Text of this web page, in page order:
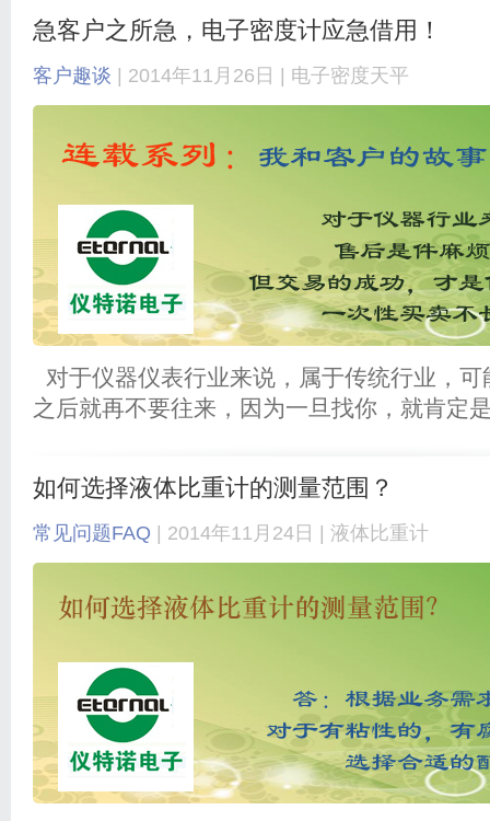
急客户之所急，电子密度计应急借用！
客户趣谈 | 2014年11月26日 | 电子密度天平
对于仪器仪表行业来说，属于传统行业，
之后就再不要往来，因为一旦找你，就肯定
如何选择液体比重计的测量范围？
常见问题FAQ | 2014年11月24日 | 液体比重计